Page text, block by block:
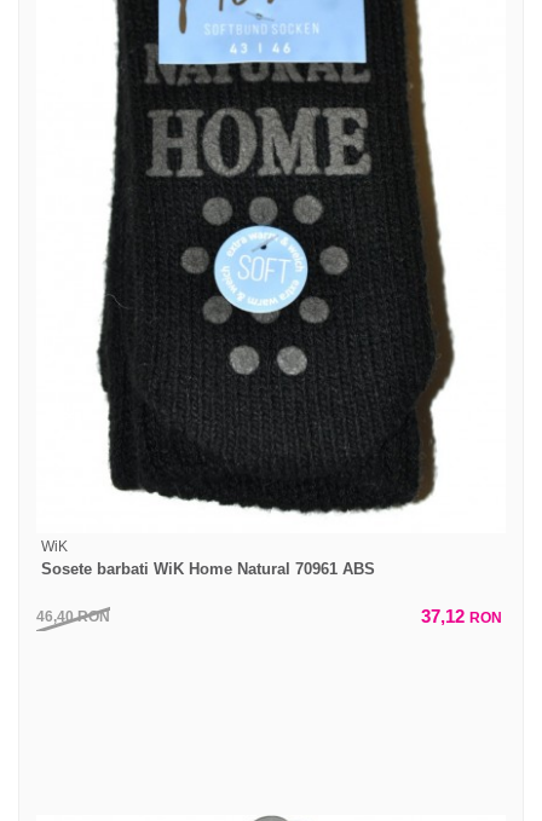
WiK
Sosete barbati WiK Home Natural 70961 ABS
46,40RON 37,12 RON